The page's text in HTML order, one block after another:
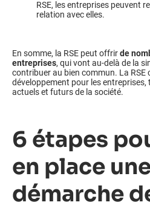
RSE, les entreprises peuvent
relation avec elles.
En somme, la RSE peut offrirde
entreprises, qui vont au-delà de la
contribuer au bien commun. La
développement pour les
actuels et futurs de la société.
6 étapes
en place
démarche